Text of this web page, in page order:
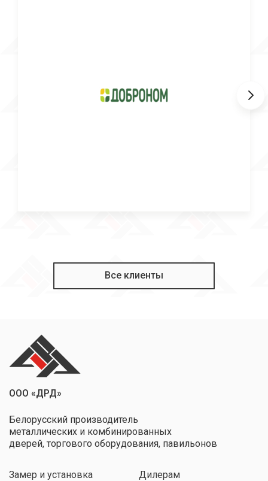
Все клиенты
ООО «ДРД»
Белорусский производитель
металлических и комбинированных
дверей, торгового оборудования, павильонов
Замер и установка
Дилерам